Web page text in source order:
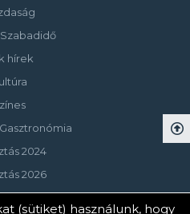
hírek
2024
2026
(sütiket) használunk, hogy